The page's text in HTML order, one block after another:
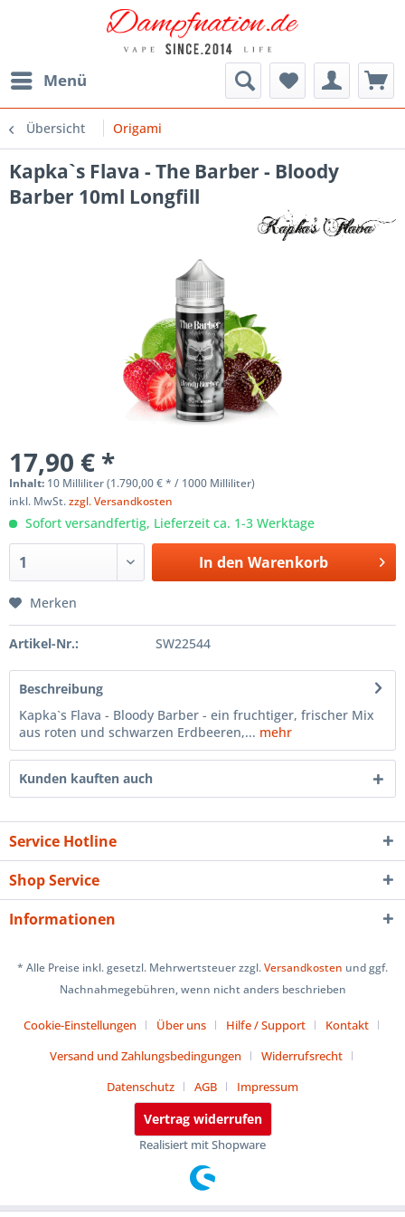
Menü
Übersicht Origami
Kapka`s Flava - The Barber - Bloody
Barber 10ml Longfill
17,90 € *
Inhalt: 10 Milliliter (1.790,00 € * / 1000 Milliliter)
inkl. MwSt.zzgl. Versandkosten
Sofort versandfertig, Lieferzeit ca. 1-3 Werktage
In den Warenkorb
Merken
Artikel-Nr.: SW22544
Beschreibung
Kapka`s Flava - Bloody Barber - ein fruchtiger, frischer Mix
aus roten und schwarzen Erdbeeren,... mehr
Kunden kauften auch
Service Hotline
Shop Service
Informationen
* Alle Preise inkl. gesetzl. Mehrwertsteuer zzgl.Versandkosten und ggf.
Nachnahmegebühren, wenn nicht anders beschrieben
Cookie-Einstellungen Über uns Hilfe / Support
Kontakt
Versand und Zahlungsbedingungen
Widerrufsrecht
Datenschutz
AGB Impressum
Vertrag widerrufen
Realisiert mit Shopware